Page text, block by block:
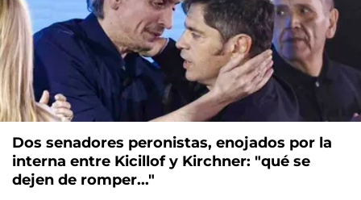
Dos senadores peronistas, enojados por la
interna entre Kicillof y Kirchner: "qué se
dejen de romper..."